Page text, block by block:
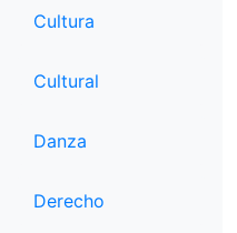
Cultura
Cultural
Danza
Derecho